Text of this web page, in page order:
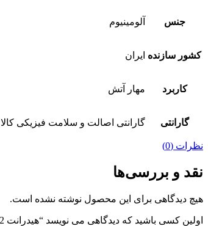
جنس آلومینیوم
کشور سازنده ایران
کاربرد مهار آتش
گارانتی گارانتی اصالت و سلامت فیزیکی کالا
نظرات (0)
نقد و بررسی‌ها
هیچ دیدگاهی برای این محصول نوشته نشده است.
اولین کسی باشید که دیدگاهی می نویسد “هیدرانت 2 اینچ مدل آریا”